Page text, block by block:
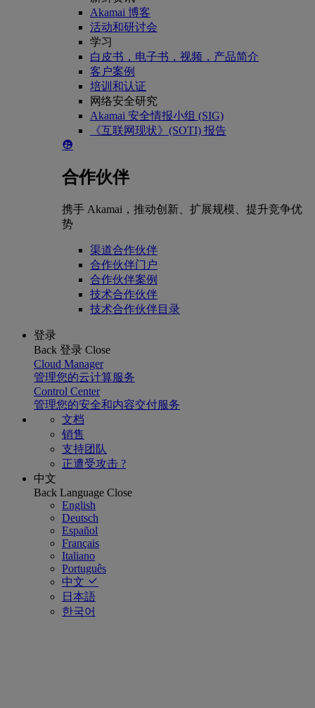
Akamai 博客
活动和研讨会
学习
白皮书，电子书，视频，产品简介
客户案例
培训和认证
网络安全研究
Akamai 安全情报小组 (SIG)
《互联网现状》(SOTI) 报告
合作伙伴
携手 Akamai，推动创新、扩展规模、提升竞争优
势
渠道合作伙伴
合作伙伴门户
合作伙伴案例
技术合作伙伴
技术合作伙伴目录
登录
Back 登录 Close
Cloud Manager
管理您的云计算服务
Control Center
管理您的安全和内容交付服务
文档
销售
支持团队
正遭受攻击 ?
中文
Back Language Close
English
Deutsch
Español
Français
Italiano
Português
中文
日本語
한국어